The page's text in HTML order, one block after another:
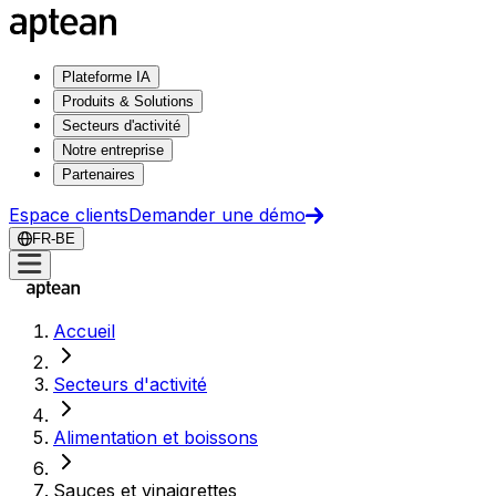
Plateforme IA
Produits & Solutions
Secteurs d'activité
Notre entreprise
Partenaires
Espace clientsDemander une démo
FR-BE
Accueil
Secteurs d'activité
Alimentation et boissons
Sauces et vinaigrettes